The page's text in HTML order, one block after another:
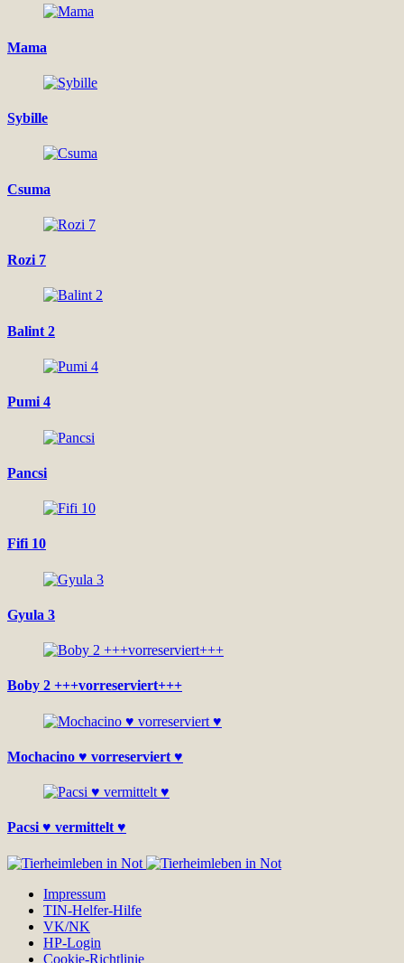
Mama
Sybille
Csuma
Rozi 7
Balint 2
Pumi 4
Pancsi
Fifi 10
Gyula 3
Boby 2 +++vorreserviert+++
Mochacino ♥ vorreserviert ♥
Pacsi ♥ vermittelt ♥
Impressum
TIN-Helfer-Hilfe
VK/NK
HP-Login
Cookie-Richtlinie